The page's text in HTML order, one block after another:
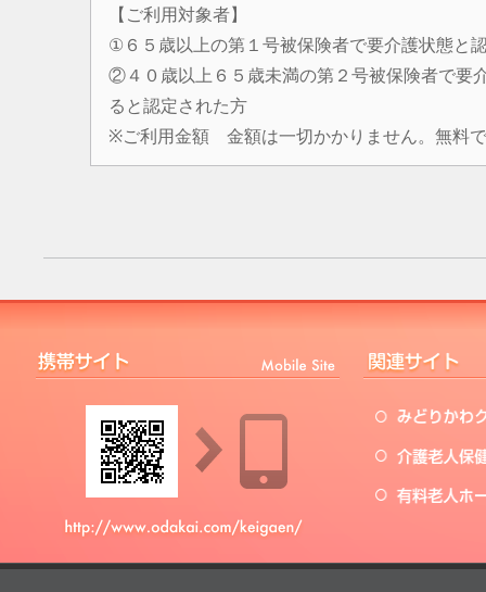
【ご利用対象者】
①６５歳以上の第１号被保険者で要介護状態と
②４０歳以上６５歳未満の第２号被保険者で要
ると認定された方
※ご利用金額 金額は一切かかりません。無料